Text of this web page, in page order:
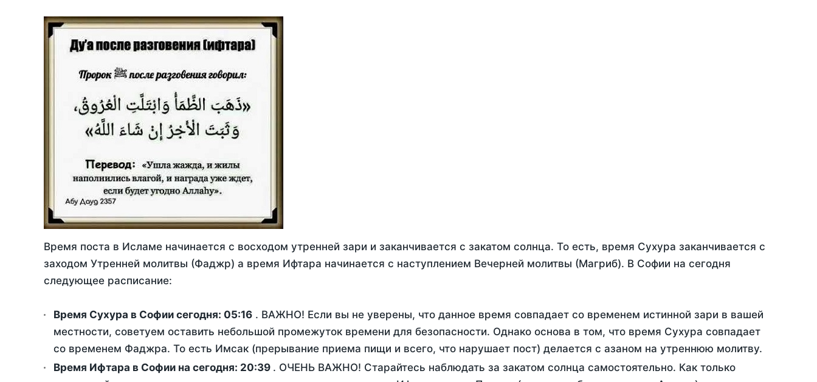
Время поста в Исламе начинается с восходом утренней зари и заканчивается с закатом солнца. То есть, время Сухура заканчивается с
заходом Утренней молитвы (Фаджр) а время Ифтара начинается с наступлением Вечерней молитвы (Магриб). В Софии на сегодня
следующее расписание:
Время Сухура в Софии сегодня: 05:16 . ВАЖНО! Если вы не уверены, что данное время совпадает со временем истинной зари в вашей
местности, советуем оставить небольшой промежуток времени для безопасности. Однако основа в том, что время Сухура совпадает
со временем Фаджра. То есть Имсак (прерывание приема пищи и всего, что нарушает пост) делается с азаном на утреннюю молитву.
Время Ифтара в Софии на сегодня: 20:39 . ОЧЕНЬ ВАЖНО! Старайтесь наблюдать за закатом солнца самостоятельно. Как только